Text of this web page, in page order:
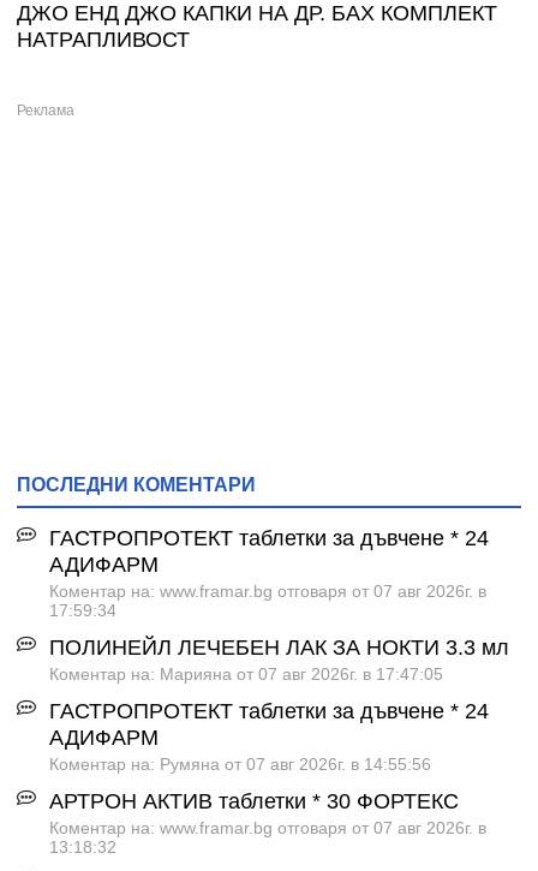
ДЖО ЕНД ДЖО КАПКИ НА ДР. БАХ КОМПЛЕКТ
НАТРАПЛИВОСТ
ПОСЛЕДНИ КОМЕНТАРИ
ГАСТРОПРОТЕКТ таблетки за дъвчене * 24
АДИФАРМ
Коментар на: www.framar.bg отговаря от 07 авг 2026г. в
17:59:34
ПОЛИНЕЙЛ ЛЕЧЕБЕН ЛАК ЗА НОКТИ 3.3 мл
Коментар на: Марияна от 07 авг 2026г. в 17:47:05
ГАСТРОПРОТЕКТ таблетки за дъвчене * 24
АДИФАРМ
Коментар на: Румяна от 07 авг 2026г. в 14:55:56
АРТРОН АКТИВ таблетки * 30 ФОРТЕКС
Коментар на: www.framar.bg отговаря от 07 авг 2026г. в
13:18:32